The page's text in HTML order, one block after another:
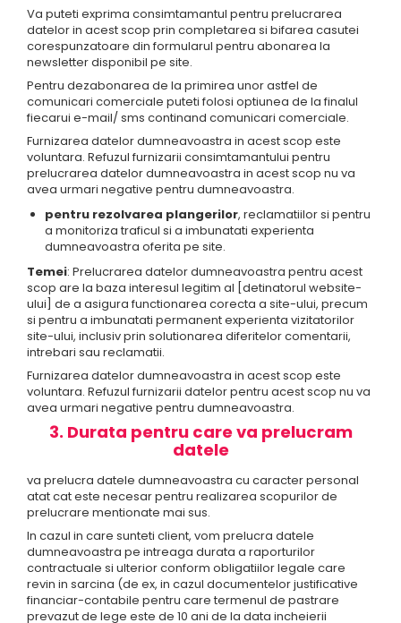
Va puteti exprima consimtamantul pentru prelucrarea
datelor in acest scop prin completarea si bifarea casutei
corespunzatoare din formularul pentru abonarea la
newsletter disponibil pe site.
Pentru dezabonarea de la primirea unor astfel de
comunicari comerciale puteti folosi optiunea de la finalul
fiecarui e-mail/ sms continand comunicari comerciale.
Furnizarea datelor dumneavoastra in acest scop este
voluntara. Refuzul furnizarii consimtamantului pentru
prelucrarea datelor dumneavoastra in acest scop nu va
avea urmari negative pentru dumneavoastra.
pentru rezolvarea plangerilor, reclamatiilor si pentru
a monitoriza traficul si a imbunatati experienta
dumneavoastra oferita pe site.
Temei: Prelucrarea datelor dumneavoastra pentru acest
scop are la baza interesul legitim al [detinatorul website-
ului] de a asigura functionarea corecta a site-ului, precum
si pentru a imbunatati permanent experienta vizitatorilor
site-ului, inclusiv prin solutionarea diferitelor comentarii,
intrebari sau reclamatii.
Furnizarea datelor dumneavoastra in acest scop este
voluntara. Refuzul furnizarii datelor pentru acest scop nu va
avea urmari negative pentru dumneavoastra.
3. Durata pentru care va prelucram
datele
va prelucra datele dumneavoastra cu caracter personal
atat cat este necesar pentru realizarea scopurilor de
prelucrare mentionate mai sus.
In cazul in care sunteti client, vom prelucra datele
dumneavoastra pe intreaga durata a raporturilor
contractuale si ulterior conform obligatiilor legale care
revin in sarcina (de ex, in cazul documentelor justificative
financiar-contabile pentru care termenul de pastrare
prevazut de lege este de 10 ani de la data incheierii